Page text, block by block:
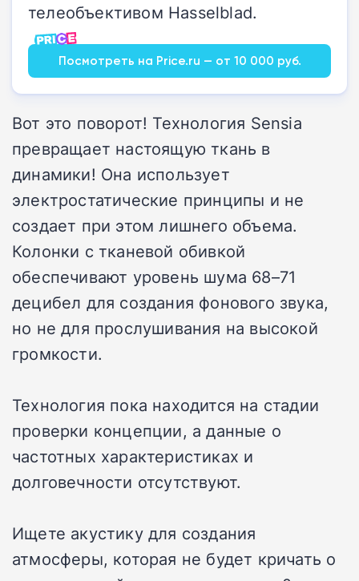
телеобъективом Hasselblad.
Посмотреть на Price.ru — от 10 000 руб.
Вот это поворот! Технология Sensia
превращает настоящую ткань в
динамики! Она использует
электростатические принципы и не
создает при этом лишнего объема.
Колонки с тканевой обивкой
обеспечивают уровень шума 68–71
децибел для создания фонового звука,
но не для прослушивания на высокой
громкости.
Технология пока находится на стадии
проверки концепции, а данные о
частотных характеристиках и
долговечности отсутствуют.
Ищете акустику для создания
атмосферы, которая не будет кричать о